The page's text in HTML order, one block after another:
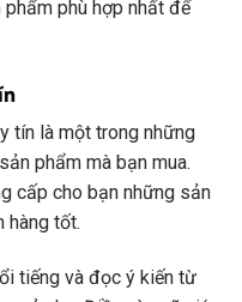
phù hợp nhất để
tín là một trong những
phẩm mà bạn mua.
cấp cho bạn những sản
hàng tốt.
tiếng và đọc ý kiến từ